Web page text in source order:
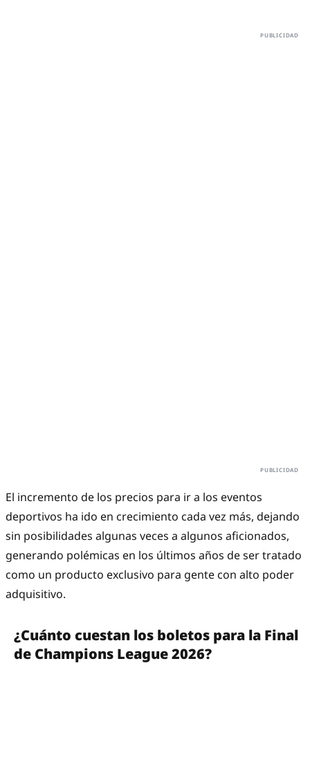
El incremento de los precios para ir a los eventos
deportivos ha ido en crecimiento cada vez más, dejando
sin posibilidades algunas veces a algunos aficionados,
generando polémicas en los últimos años de ser tratado
como un producto exclusivo para gente con alto poder
adquisitivo.
¿Cuánto cuestan los boletos para la Final
de Champions League 2026?